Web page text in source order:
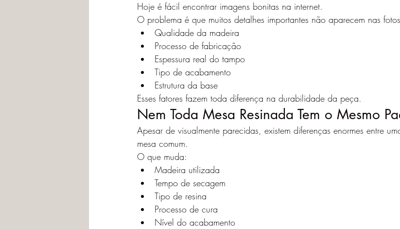
Hoje é fácil encontrar imagens bonitas na internet.
O problema é que muitos detalhes importantes não aparecem nas
Qualidade da madeira
Processo de fabricação
Espessura real do tampo
Tipo de acabamento
Estrutura da base
Esses fatores fazem toda diferença na durabilidade da peça.
Nem Toda Mesa Resinada Tem o Mesmo
Apesar de visualmente parecidas, existem diferenças enormes entre
mesa comum.
O que muda:
Madeira utilizada
Tempo de secagem
Tipo de resina
Processo de cura
Nível do acabamento